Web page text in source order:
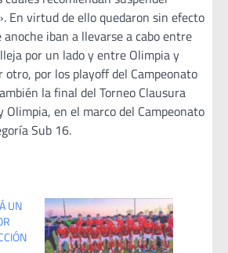
En virtud de ello quedaron sin efecto
iban a llevarse a cabo entre
por un lado y entre Olimpia y
otro, por los playoff del Campeonato
la final del Torneo Clausura
Olimpia, en el marco del Campeonato
Sub 16.
UN